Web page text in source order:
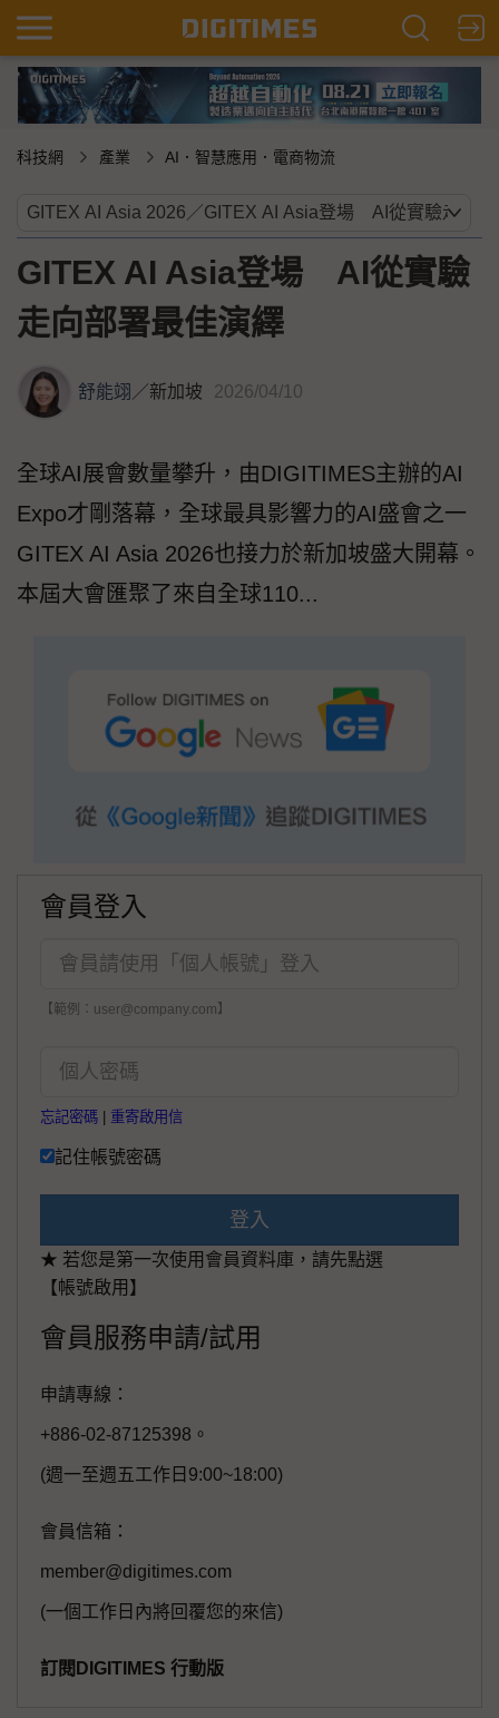
科技網 產業 AI．智慧應用．電商物流
GITEX AI Asia登場 AI從實驗
走向部署最佳演繹
舒能翊 ／新加坡 2026/04/10
全球AI展會數量攀升，由DIGITIMES主辦的AI
Expo才剛落幕，全球最具影響力的AI盛會之一
GITEX AI Asia 2026也接力於新加坡盛大開幕。
本屆大會匯聚了來自全球110...
會員登入
【範例：user@company.com】
忘記密碼 重寄啟用信
記住帳號密碼
登入
★ 若您是第一次使用會員資料庫，請先點選
【帳號啟用】
會員服務申請/試用
申請專線：
+886-02-87125398。
(週一至週五工作日9:00~18:00)
會員信箱：
member@digitimes.com
(一個工作日內將回覆您的來信)
訂閱DIGITIMES 行動版